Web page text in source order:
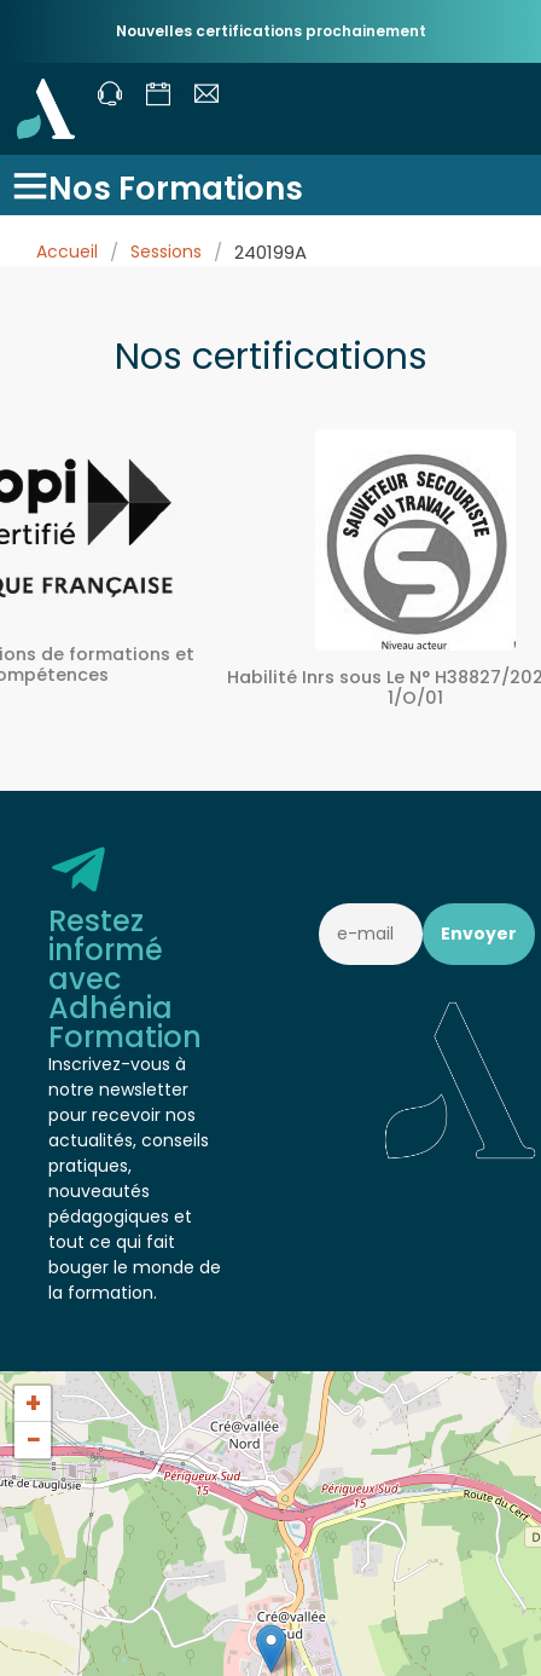
Nouvelles certifications prochainement
Nos Formations
Accueil / Sessions / 240199A
Nos certifications
et
Habilité Inrs sous Le N° H38827/2022/SST-
Restez
informé
avec
Adhénia
Formation
Inscrivez-vous à
notre newsletter
pour recevoir nos
actualités, conseils
pratiques,
nouveautés
pédagogiques et
tout ce qui fait
bouger le monde de
la formation.
+
−